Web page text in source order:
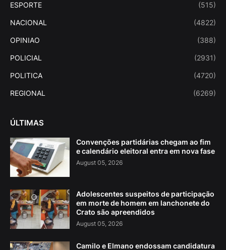
ESPORTE (515)
NACIONAL (4822)
OPINIAO (388)
POLICIAL (2931)
POLITICA (4720)
REGIONAL (6269)
ÚLTIMAS
Convenções partidárias chegam ao fim
e calendário eleitoral entra em nova fase
August 05, 2026
Adolescentes suspeitos de participação
em morte de homem em lanchonete do
Crato são apreendidos
August 05, 2026
Camilo e Elmano endossam candidatura